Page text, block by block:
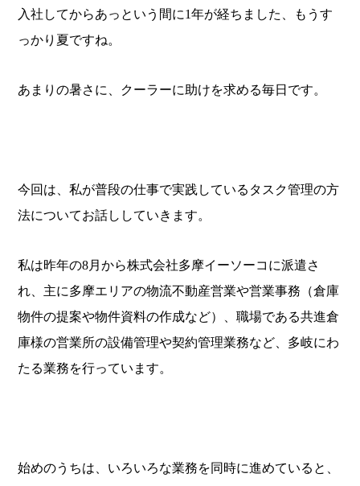
入社してからあっという間に1年が経ちました、
もうす
っかり夏ですね。
あまりの暑さに、クーラーに助けを求める毎日です。
今回は、私が普段の仕事で実践しているタスク管理の方
法についてお話ししていきます。
私は昨年の8月から株式会社多摩イーソーコに派遣さ
れ、主に多摩エリアの物流不動産営業や営業事務（倉庫
物件の提案や物件資料の作成など）、職場である共進倉
庫様の営業所の設備管理や契約管理業務など、多岐にわ
たる業務を行っています。
始めのうちは、いろいろな業務を同時に進めていると、